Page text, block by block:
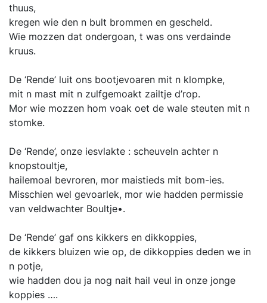
thuus,
kregen wie den n bult brommen en gescheld.
Wie mozzen dat ondergoan, t was ons verdainde
kruus.
De ‘Rende’ luit ons bootjevoaren mit n klompke,
mit n mast mit n zulfgemoakt zailtje d’rop.
Mor wie mozzen hom voak oet de wale steuten mit n
stomke.
De ‘Rende’, onze iesvlakte : scheuveln achter n
knopstoultje,
hailemoal bevroren, mor maistieds mit bom-ies.
Misschien wel gevoarlek, mor wie hadden permissie
van veldwachter Boultje•.
De ‘Rende’ gaf ons kikkers en dikkoppies,
de kikkers bluizen wie op, de dikkoppies deden we in
n potje,
wie hadden dou ja nog nait hail veul in onze jonge
koppies ….